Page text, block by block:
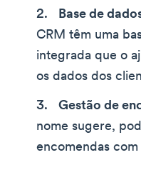
Base de
CRM têm uma
integrada que o
os dados dos
Gestão de
nome sugere,
encomendas